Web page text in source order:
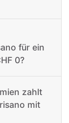
für ein
0?
zahlt
mit